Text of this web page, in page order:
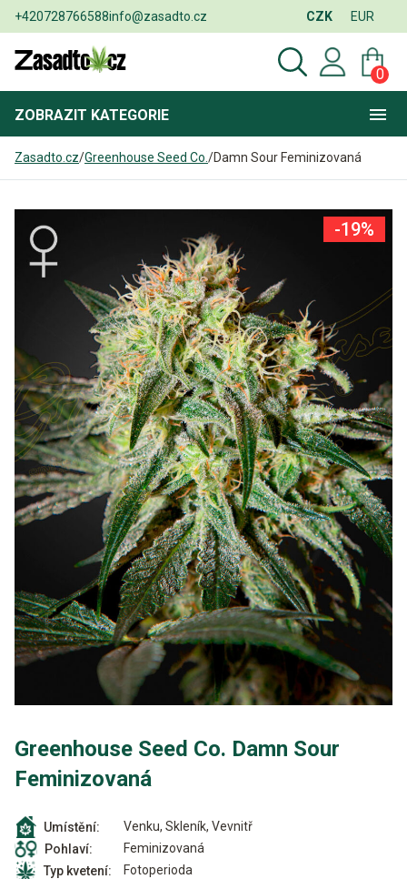
+420728766588info@zasadto.cz CZK EUR
0
ZOBRAZIT KATEGORIE
Zasadto.cz/Greenhouse Seed Co. /Damn Sour Feminizovaná
Greenhouse Seed Co. Damn Sour
Feminizovaná
Umístění:
Venku, Skleník, Vevnitř
Pohlaví:
Feminizovaná
Typ kvetení:
Fotoperioda
-19%